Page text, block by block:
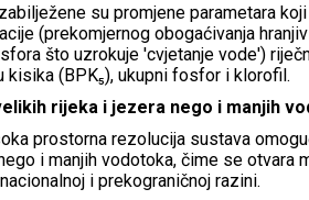
su promjene parametara
(prekomjernog obogaćivanja
što uzrokuje 'cvjetanje vode')
kisika (BPK₅), ukupni fosfor i klorofil.
rijeka i jezera nego i manjih
prostorna rezolucija sustava
i manjih vodotoka, čime se otvara
i prekograničnoj razini.